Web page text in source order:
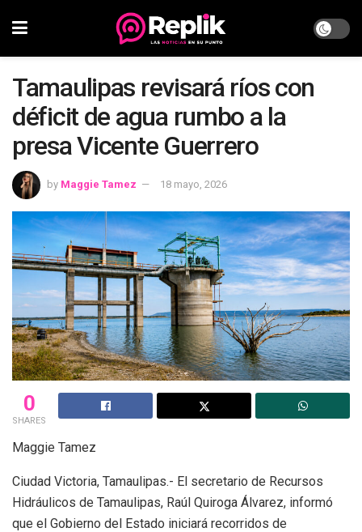
Tamaulipas revisará ríos con
déficit de agua rumbo a la
presa Vicente Guerrero
by Maggie Tamez 18 mayo, 2026
0
SHARES
Maggie Tamez
Ciudad Victoria, Tamaulipas.- El secretario de Recursos
Hidráulicos de Tamaulipas, Raúl Quiroga Álvarez, informó
que el Gobierno del Estado iniciará recorridos de